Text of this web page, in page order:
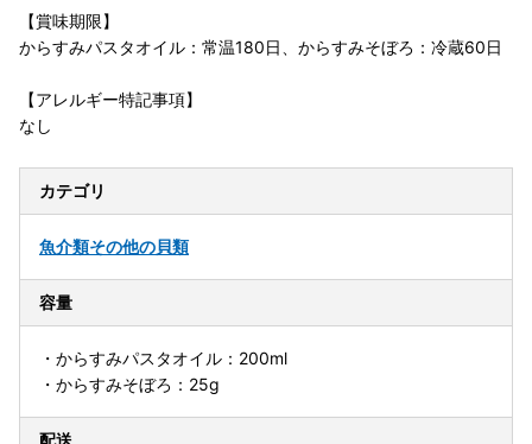
【賞味期限】
からすみパスタオイル：常温180日、からすみそぼろ：冷蔵60日
【アレルギー特記事項】
なし
カテゴリ
魚介類その他の貝類
容量
・からすみパスタオイル：200ml
・からすみそぼろ：25g